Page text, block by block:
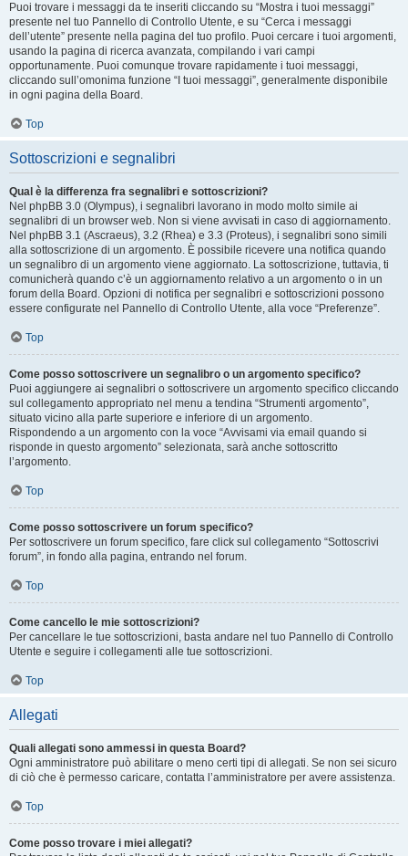
Puoi trovare i messaggi da te inseriti cliccando su “Mostra i tuoi messaggi”
presente nel tuo Pannello di Controllo Utente, e su “Cerca i messaggi
dell’utente” presente nella pagina del tuo profilo. Puoi cercare i tuoi argomenti,
usando la pagina di ricerca avanzata, compilando i vari campi
opportunamente. Puoi comunque trovare rapidamente i tuoi messaggi,
cliccando sull’omonima funzione “I tuoi messaggi”, generalmente disponibile
in ogni pagina della Board.
Top
Sottoscrizioni e segnalibri
Qual è la differenza fra segnalibri e sottoscrizioni?
Nel phpBB 3.0 (Olympus), i segnalibri lavorano in modo molto simile ai
segnalibri di un browser web. Non si viene avvisati in caso di aggiornamento.
Nel phpBB 3.1 (Ascraeus), 3.2 (Rhea) e 3.3 (Proteus), i segnalibri sono simili
alla sottoscrizione di un argomento. È possibile ricevere una notifica quando
un segnalibro di un argomento viene aggiornato. La sottoscrizione, tuttavia, ti
comunicherà quando c’è un aggiornamento relativo a un argomento o in un
forum della Board. Opzioni di notifica per segnalibri e sottoscrizioni possono
essere configurate nel Pannello di Controllo Utente, alla voce “Preferenze”.
Top
Come posso sottoscrivere un segnalibro o un argomento specifico?
Puoi aggiungere ai segnalibri o sottoscrivere un argomento specifico cliccando
sul collegamento appropriato nel menu a tendina “Strumenti argomento”,
situato vicino alla parte superiore e inferiore di un argomento.
Rispondendo a un argomento con la voce “Avvisami via email quando si
risponde in questo argomento” selezionata, sarà anche sottoscritto
l’argomento.
Top
Come posso sottoscrivere un forum specifico?
Per sottoscrivere un forum specifico, fare click sul collegamento “Sottoscrivi
forum”, in fondo alla pagina, entrando nel forum.
Top
Come cancello le mie sottoscrizioni?
Per cancellare le tue sottoscrizioni, basta andare nel tuo Pannello di Controllo
Utente e seguire i collegamenti alle tue sottoscrizioni.
Top
Allegati
Quali allegati sono ammessi in questa Board?
Ogni amministratore può abilitare o meno certi tipi di allegati. Se non sei sicuro
di ciò che è permesso caricare, contatta l’amministratore per avere assistenza.
Top
Come posso trovare i miei allegati?